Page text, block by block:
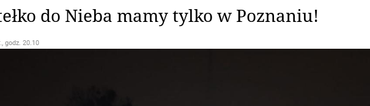
do Nieba mamy tylko w Poznaniu!
godz. 20.10